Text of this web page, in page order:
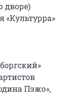
дворе)
«Культурра»
Пэжо»,